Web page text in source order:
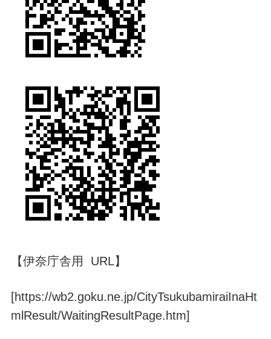
【伊奈庁舎用 URL】
[https://wb2.goku.ne.jp/CityTsukubamiraiInaHt
mlResult/WaitingResultPage.htm]